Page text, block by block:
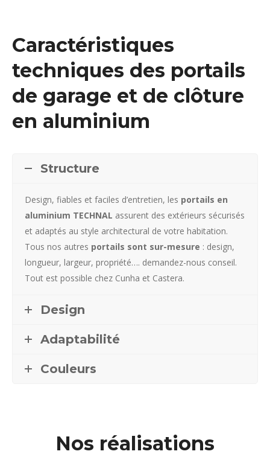
Caractéristiques
techniques des portails
de garage et de clôture
en aluminium
Structure
Design, fiables et faciles d’entretien, les portails en
aluminium TECHNAL assurent des extérieurs sécurisés
et adaptés au style architectural de votre habitation.
Tous nos autres portails sont sur-mesure : design,
longueur, largeur, propriété…. demandez-nous conseil.
Tout est possible chez Cunha et Castera.
Design
Adaptabilité
Couleurs
Nos réalisations